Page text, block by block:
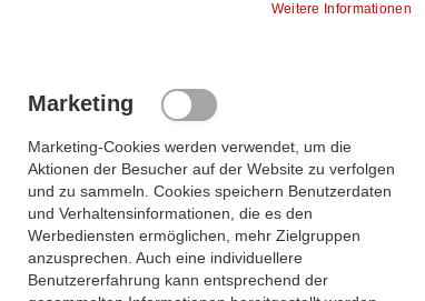
springen
Verwandte Produkte
Wählen Sie die Artikel aus, die dem
Warenkorb hinzugefügt werden sollen,
oderalle auswählen
Produkte vergleichen
Weitere Informationen
Marketing
Marketing-Cookies werden verwendet, um die
Aktionen der Besucher auf der Website zu verfolgen
und zu sammeln. Cookies speichern Benutzerdaten
und Verhaltensinformationen, die es den
Werbediensten ermöglichen, mehr Zielgruppen
anzusprechen. Auch eine individuellere
Benutzererfahrung kann entsprechend der